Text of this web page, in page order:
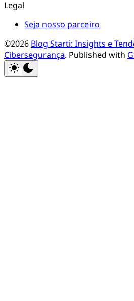
Legal
Seja nosso parceiro
©2026 Blog Starti: Insights e
Cibersegurança. Published with